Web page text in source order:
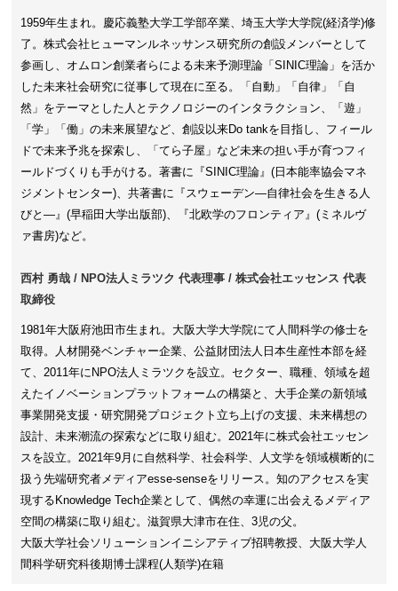
1959年生まれ。慶応義塾大学工学部卒業、埼玉大学大学院(経済学)修
了。株式会社ヒューマンルネッサンス研究所の創設メンバーとして
参画し、オムロン創業者らによる未来予測理論「SINIC理論」を活か
した未来社会研究に従事して現在に至る。「自動」「自律」「自
然」をテーマとした人とテクノロジーのインタラクション、「遊」
「学」「働」の未来展望など、創設以来Do tankを目指し、フィール
ドで未来予兆を探索し、「てら子屋」など未来の担い手が育つフィ
ールドづくりも手がける。著書に『SINIC理論』(日本能率協会マネ
ジメントセンター)、共著書に『スウェーデン―自律社会を生きる人
びと―』(早稲田大学出版部)、『北欧学のフロンティア』(ミネルヴ
ァ書房)など。
西村 勇哉 / NPO法人ミラツク 代表理事 / 株式会社エッセンス 代表
取締役
1981年大阪府池田市生まれ。大阪大学大学院にて人間科学の修士を
取得。人材開発ベンチャー企業、公益財団法人日本生産性本部を経
て、2011年にNPO法人ミラツクを設立。セクター、職種、領域を超
えたイノベーションプラットフォームの構築と、大手企業の新領域
事業開発支援・研究開発プロジェクト立ち上げの支援、未来構想の
設計、未来潮流の探索などに取り組む。2021年に株式会社エッセン
スを設立。2021年9月に自然科学、社会科学、人文学を領域横断的に
扱う先端研究者メディアesse-senseをリリース。知のアクセスを実
現するKnowledge Tech企業として、偶然の幸運に出会えるメディア
空間の構築に取り組む。滋賀県大津市在住、3児の父。
大阪大学社会ソリューションイニシアティブ招聘教授、大阪大学人
間科学研究科後期博士課程(人類学)在籍